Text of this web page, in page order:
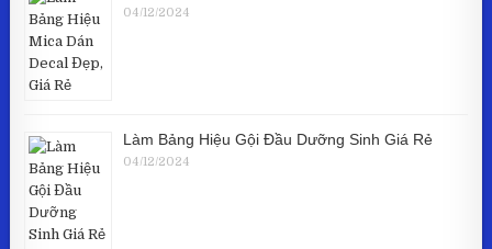
04/12/2024
Làm Bảng Hiệu Gội Đầu Dưỡng Sinh Giá Rẻ
04/12/2024